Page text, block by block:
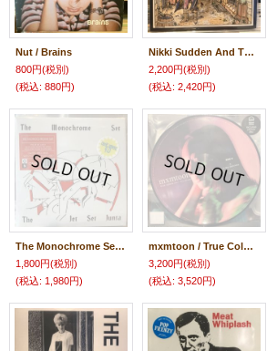
Nut / Brains
800円(税別)
(税込: 880円)
Nikki Sudden And The Jacobites / Jangle Town
2,200円(税別)
(税込: 2,420円)
The Monochrome Set / The Jet Set Junta
1,800円(税別)
(税込: 1,980円)
mxmtoon / True Colors (From Life Is Strange)
3,200円(税別)
(税込: 3,520円)